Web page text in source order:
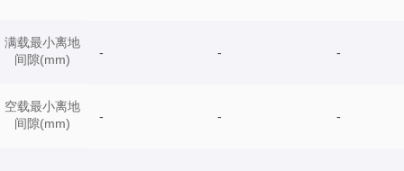
满载最小离地
间隙(mm)
空载最小离地
间隙(mm)
- - -
- - -